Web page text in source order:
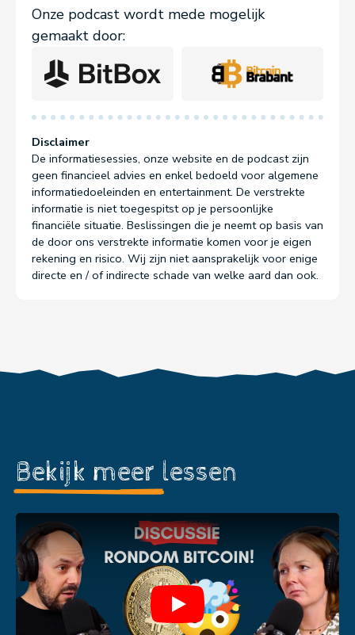
Onze podcast wordt mede mogelijk
gemaakt door:
Disclaimer
De informatiesessies, onze website en de podcast zijn
geen financieel advies en enkel bedoeld voor algemene
informatiedoeleinden en entertainment. De verstrekte
informatie is niet toegespitst op je persoonlijke
financiële situatie. Beslissingen die je neemt op basis van
de door ons verstrekte informatie komen voor je eigen
rekening en risico. Wij zijn niet aansprakelijk voor enige
directe en / of indirecte schade van welke aard dan ook.
Bekijk meer lessen
Play